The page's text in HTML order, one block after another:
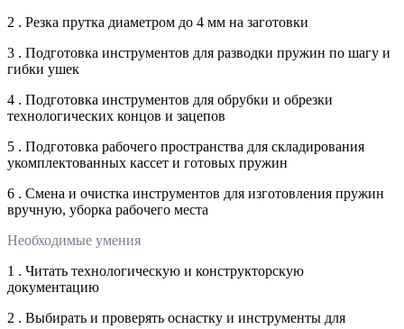
2 . Резка прутка диаметром до 4 мм на заготовки
3 . Подготовка инструментов для разводки пружин по шагу и
гибки ушек
4 . Подготовка инструментов для обрубки и обрезки
технологических концов и зацепов
5 . Подготовка рабочего пространства для складирования
укомплектованных кассет и готовых пружин
6 . Смена и очистка инструментов для изготовления пружин
вручную, уборка рабочего места
Необходимые умения
1 . Читать технологическую и конструкторскую
документацию
2 . Выбирать и проверять оснастку и инструменты для